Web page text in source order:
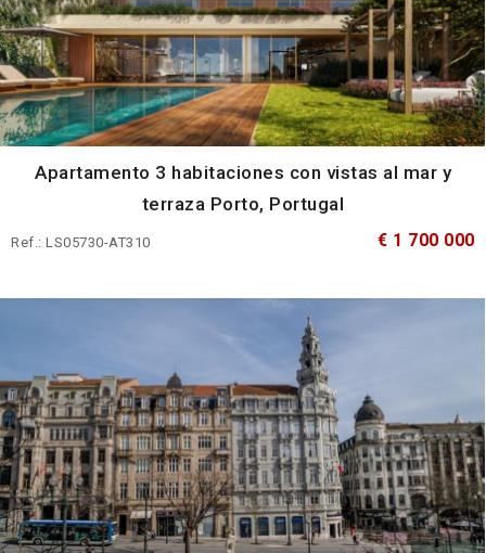
Apartamento 3 habitaciones con vistas al mar y
terraza Porto, Portugal
Ref.: LS05730-AT310 € 1 700 000